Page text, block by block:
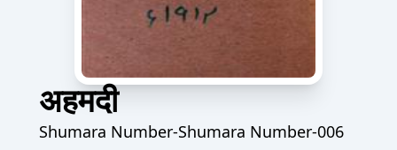
अहमदी
Shumara Number-Shumara Number-006